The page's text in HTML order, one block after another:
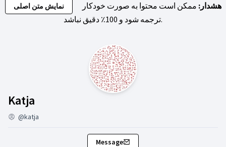
نمایش متن اصلی هشدار: ممکن است محتوا به صورت خودکار
ترجمه شود و 100٪ دقیق نباشد.
Katja
@katja
Message